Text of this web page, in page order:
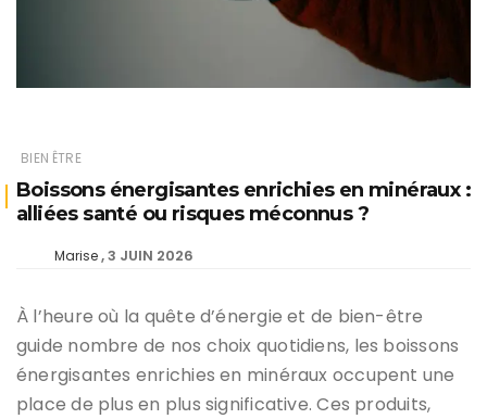
BIEN ÊTRE
Boissons énergisantes enrichies en minéraux :
alliées santé ou risques méconnus ?
Marise 3 JUIN 2026
À l’heure où la quête d’énergie et de bien-être
guide nombre de nos choix quotidiens, les boissons
énergisantes enrichies en minéraux occupent une
place de plus en plus significative. Ces produits,